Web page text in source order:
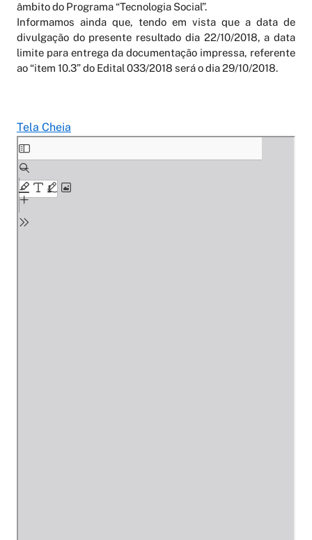
âmbito do Programa “Tecnologia Social”.
Informamos ainda que, tendo em vista que a data de
divulgação do presente resultado dia 22/10/2018, a data
limite para entrega da documentação impressa, referente
ao “item 10.3” do Edital 033/2018 será o dia 29/10/2018.
Tela Cheia
Skip
to
PDF
content